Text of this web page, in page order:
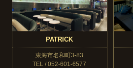
PATRICK
東海市名和町3-83
TEL / 052-601-6577